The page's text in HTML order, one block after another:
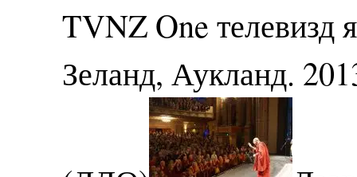
TVNZ One телевизд
Зеланд, Аукланд.